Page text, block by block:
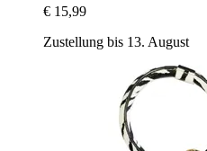
€ 15,99
Zustellung bis 13. August